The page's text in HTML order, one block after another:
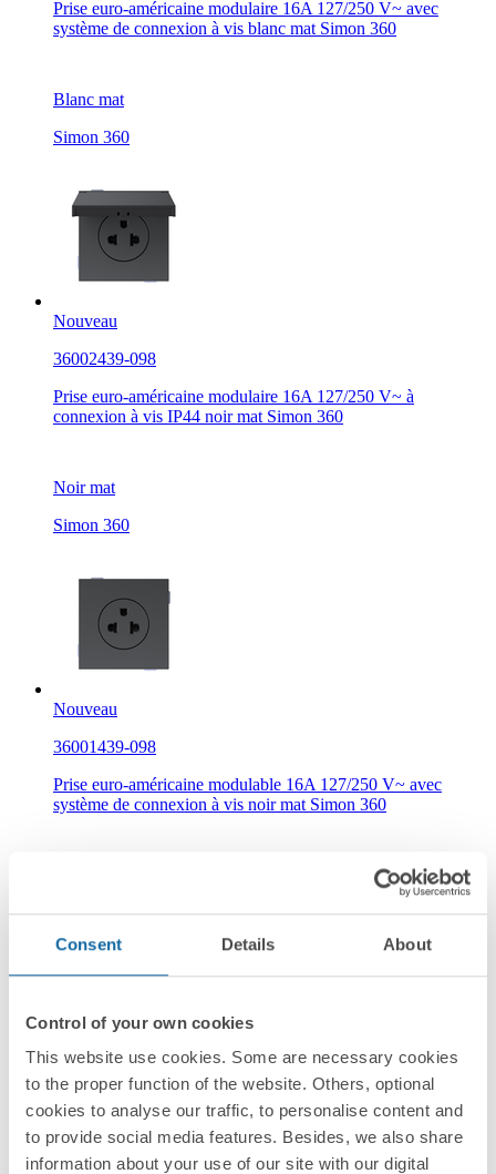
Consent Details About
Control of your own cookies
This website use cookies. Some are necessary cookies
to the proper function of the website. Others, optional
cookies to analyse our traffic, to personalise content and
to provide social media features. Besides, we also share
information about your use of our site with our digital
Prise euro-américaine modulaire 16A 127/250 V~ avec
système de connexion à vis blanc mat Simon 360
Blanc mat
Simon 360
Nouveau
36002439-098
Prise euro-américaine modulaire 16A 127/250 V~ à
connexion à vis IP44 noir mat Simon 360
Noir mat
Simon 360
Nouveau
36001439-098
Prise euro-américaine modulable 16A 127/250 V~ avec
système de connexion à vis noir mat Simon 360
Simon 360
Nouveau
36002439-190